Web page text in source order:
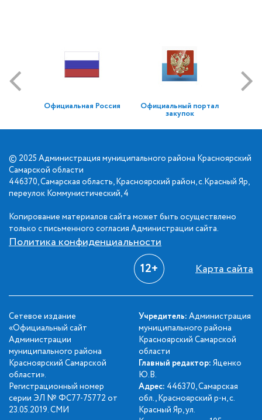
Официальная Россия Официальный портал
закупок
© 2025 Администрация муниципального района Красноярский
Самарской области
446370, Самарская область, Красноярский район, с.Красный Яр,
переулок Коммунистический, 4
Копирование материалов сайта может быть осуществлено
только с письменного согласия Администрации сайта.
Политика конфиденциальности
12+ Карта сайта
Сетевое издание
«Официальный сайт
Администрации
муниципального района
Красноярский Самарской
области».
Регистрационный номер
серии ЭЛ № ФС77-75772 от
23.05.2019. СМИ
Учредитель: Администрация
муниципального района
Красноярский Самарской
области
Главный редактор: Яценко
Ю.В.
Адрес: 446370, Самарская
обл., Красноярский р-н, с.
Красный Яр, ул.